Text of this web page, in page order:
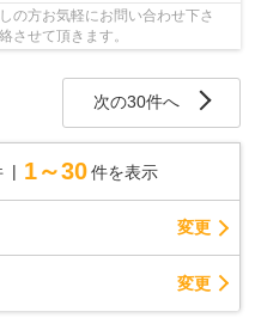
の方お気軽にお問い合わせ下さ
させて頂きます。
次の30件へ
1～30 件を表示
変更
変更